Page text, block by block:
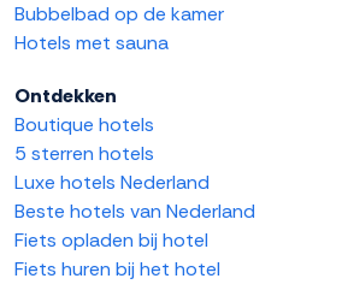
Bubbelbad op de kamer
Hotels met sauna
Ontdekken
Boutique hotels
5 sterren hotels
Luxe hotels Nederland
Beste hotels van Nederland
Fiets opladen bij hotel
Fiets huren bij het hotel